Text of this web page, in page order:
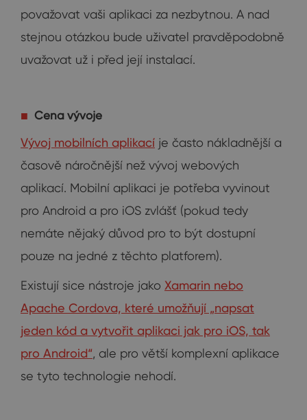
považovat vaši aplikaci za nezbytnou. A nad
stejnou otázkou bude uživatel pravděpodobně
uvažovat už i před její instalací.
Cena vývoje
Vývoj mobilních aplikací je často nákladnější a
časově náročnější než vývoj webových
aplikací. Mobilní aplikaci je potřeba vyvinout
pro Android a pro iOS zvlášť (pokud tedy
nemáte nějaký důvod pro to být dostupní
pouze na jedné z těchto platforem).
Existují sice nástroje jako Xamarin nebo
Apache Cordova, které umožňují „napsat
jeden kód a vytvořit aplikaci jak pro iOS, tak
pro Android“, ale pro větší komplexní aplikace
se tyto technologie nehodí.